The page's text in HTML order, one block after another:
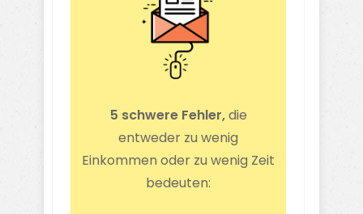
5 schwere Fehler,die
entweder zu wenig
Einkommen oder zu wenig Zeit
bedeuten: